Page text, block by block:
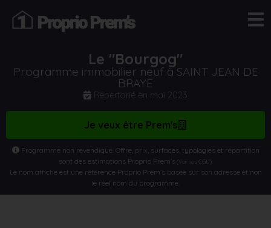
Le "Bourgog"
Programme immobilier neuf à SAINT JEAN DE
BRAYE
Répertorié en mai 2023
Je veux être Prem's
Programme non revendiqué. Offre, prix, surfaces, typologies et répartition
sont des estimations Proprio Prem’s(Voir nos CGU)
Le nom affiché est une référence Proprio Prem’s basée sur son adresse et non
le réel nom du programme.